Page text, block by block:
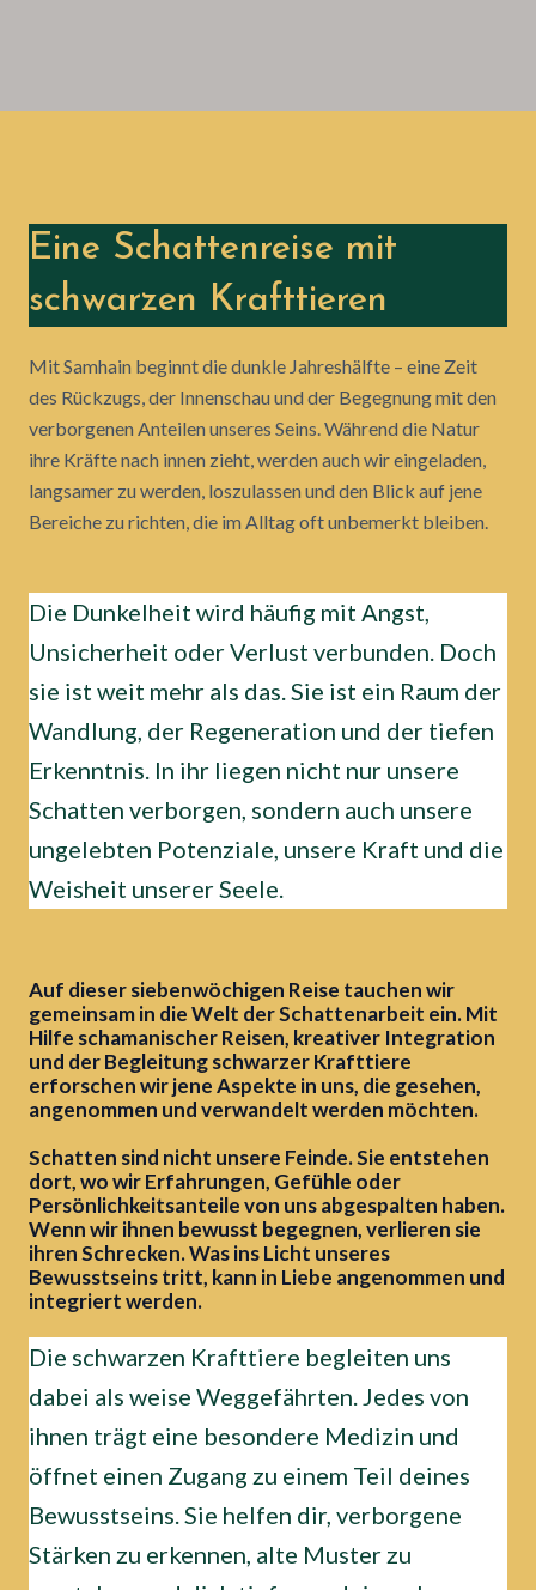
Eine Schattenreise mit
schwarzen Krafttieren
Mit Samhain beginnt die dunkle Jahreshälfte – eine Zeit
des Rückzugs, der Innenschau und der Begegnung mit den
verborgenen Anteilen unseres Seins. Während die Natur
ihre Kräfte nach innen zieht, werden auch wir eingeladen,
langsamer zu werden, loszulassen und den Blick auf jene
Bereiche zu richten, die im Alltag oft unbemerkt bleiben.
Die Dunkelheit wird häufig mit Angst,
Unsicherheit oder Verlust verbunden. Doch
sie ist weit mehr als das. Sie ist ein Raum der
Wandlung, der Regeneration und der tiefen
Erkenntnis. In ihr liegen nicht nur unsere
Schatten verborgen, sondern auch unsere
ungelebten Potenziale, unsere Kraft und die
Weisheit unserer Seele.
Auf dieser siebenwöchigen Reise tauchen wir
gemeinsam in die Welt der Schattenarbeit ein. Mit
Hilfe schamanischer Reisen, kreativer Integration
und der Begleitung schwarzer Krafttiere
erforschen wir jene Aspekte in uns, die gesehen,
angenommen und verwandelt werden möchten.
Schatten sind nicht unsere Feinde. Sie entstehen
dort, wo wir Erfahrungen, Gefühle oder
Persönlichkeitsanteile von uns abgespalten haben.
Wenn wir ihnen bewusst begegnen, verlieren sie
ihren Schrecken. Was ins Licht unseres
Bewusstseins tritt, kann in Liebe angenommen und
integriert werden.
Die schwarzen Krafttiere begleiten uns
dabei als weise Weggefährten. Jedes von
ihnen trägt eine besondere Medizin und
öffnet einen Zugang zu einem Teil deines
Bewusstseins. Sie helfen dir, verborgene
Stärken zu erkennen, alte Muster zu